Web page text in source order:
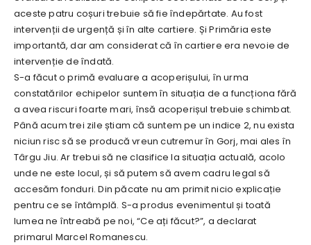
aceste patru coșuri trebuie să fie îndepărtate. Au fost
intervenții de urgență și în alte cartiere. Și Primăria este
importantă, dar am considerat că în cartiere era nevoie de
intervenție de îndată.
S-a făcut o primă evaluare a acoperișului, în urma
constatărilor echipelor suntem în situația de a funcționa fără
a avea riscuri foarte mari, însă acoperișul trebuie schimbat.
Până acum trei zile știam că suntem pe un indice 2, nu exista
niciun risc să se producă vreun cutremur în Gorj, mai ales în
Târgu Jiu. Ar trebui să ne clasifice la situația actuală, acolo
unde ne este locul, și să putem să avem cadru legal să
accesăm fonduri. Din păcate nu am primit nicio explicație
pentru ce se întâmplă. S-a produs evenimentul și toată
lumea ne întreabă pe noi, “Ce ați făcut?”, a declarat
primarul Marcel Romanescu.